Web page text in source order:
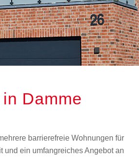
Damme
barrierefreie Wohnungen für
und ein umfangreiches Angebot an